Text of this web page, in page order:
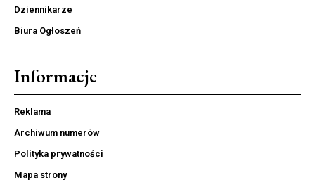
Dziennikarze
Biura Ogłoszeń
Informacje
Reklama
Archiwum numerów
Polityka prywatności
Mapa strony